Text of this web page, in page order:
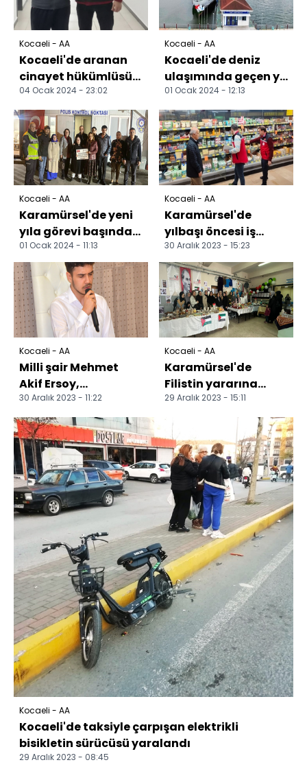
Kocaeli - AA
Kocaeli'de aranan
cinayet hükümlüsü
yakalandı
04 Ocak 2024 - 23:02
Kocaeli - AA
Kocaeli'de deniz
ulaşımında geçen yıl
480 bin yolcu taşındı
01 Ocak 2024 - 12:13
Kocaeli - AA
Karamürsel'de yeni
yıla görevi başında
giren personele
ziyaret
01 Ocak 2024 - 11:13
Kocaeli - AA
Karamürsel'de
yılbaşı öncesi iş
yerleri ve marketler
denetlendi
30 Aralık 2023 - 15:23
Kocaeli - AA
Milli şair Mehmet
Akif Ersoy,
Karamürsel'de anıldı
30 Aralık 2023 - 11:22
Kocaeli - AA
Karamürsel'de
Filistin yararına
kermes düzenlendi
29 Aralık 2023 - 15:11
Kocaeli - AA
Kocaeli'de taksiyle çarpışan elektrikli
bisikletin sürücüsü yaralandı
29 Aralık 2023 - 08:45